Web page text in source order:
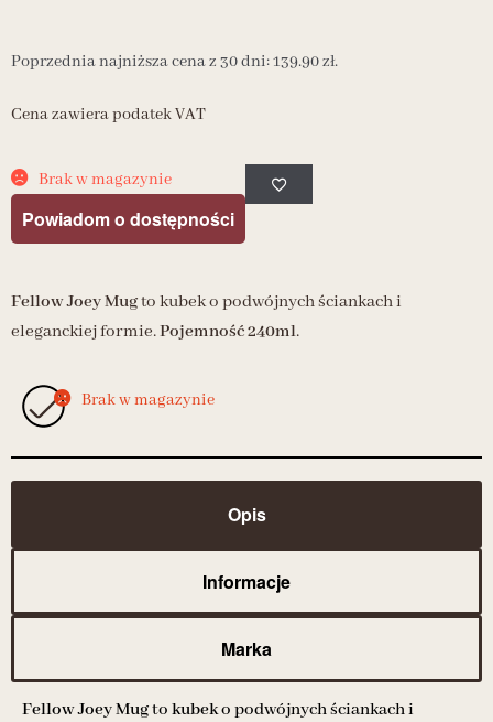
Poprzednia najniższa cena z 30 dni:139.90zł.
Cena zawiera podatek VAT
Brak w magazynie
Powiadom o dostępności
Fellow Joey Mugto kubek o podwójnych ściankach i
eleganckiej formie.Pojemność 240ml.
Brak w magazynie
Opis
Informacje
Marka
Fellow Joey Mugto kubeko podwójnych ściankach i